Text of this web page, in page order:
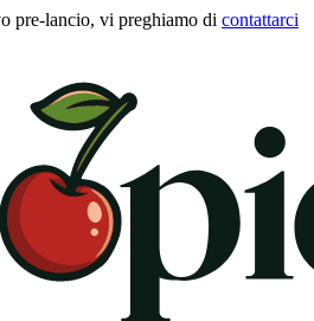
pre-lancio, vi preghiamo di contattarci